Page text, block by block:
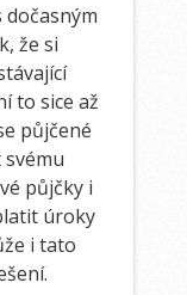
dočasným
že si
to sice až
půjčené
půjčky i
úroky
i tato